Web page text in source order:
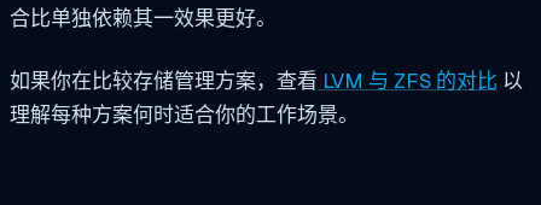
合比单独依赖其一效果更好。
如果你在比较存储管理方案，查看 LVM 与 ZFS 的对比 以
理解每种方案何时适合你的工作场景。